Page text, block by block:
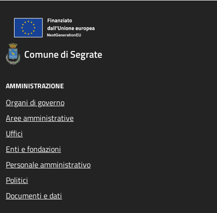
Comune di Segrate
AMMINISTRAZIONE
Organi di governo
Aree amministrative
Uffici
Enti e fondazioni
Personale amministrativo
Politici
Documenti e dati